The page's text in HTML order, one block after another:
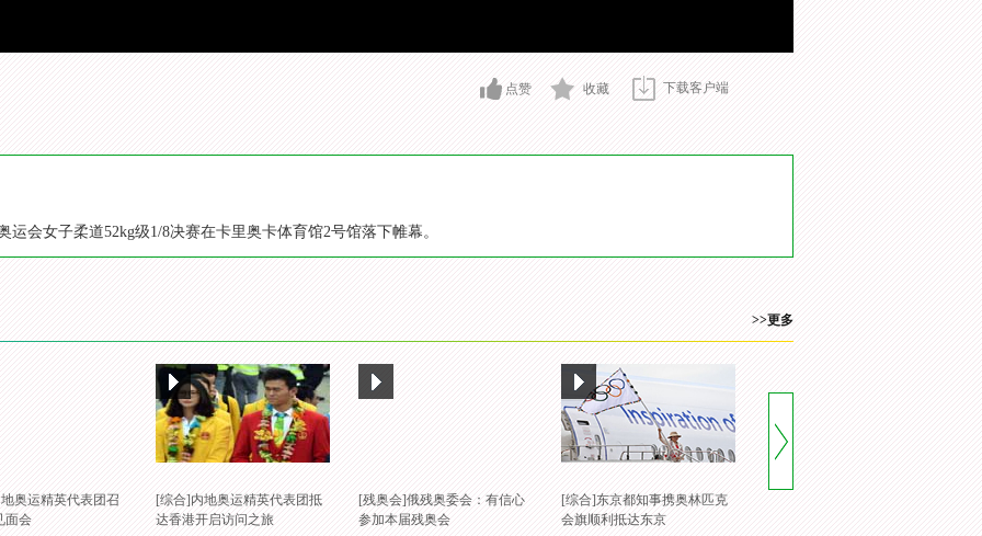
点赞 收藏 下载客户端
运会女子柔道52kg级1/8决赛在卡里奥卡体育馆2号馆落下帷幕。
>>更多
奥运精英代表团召
面会
[综合]内地奥运精英代表团抵
达香港开启访问之旅
[残奥会]俄残奥委会：有信心
参加本届残奥会
[综合]东京都知事携奥林匹克
会旗顺利抵达东京